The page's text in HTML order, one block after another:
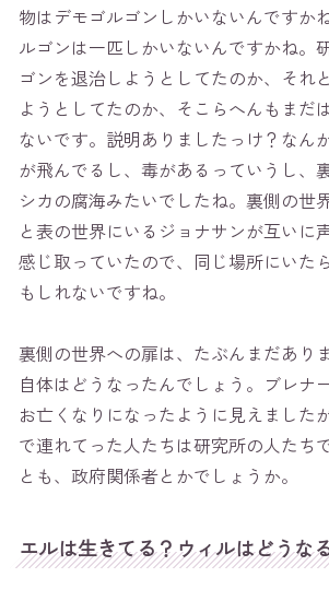
物はデモゴルゴンしかいないんですか
ルゴンは一匹しかいないんですかね。
ゴンを退治しようとしてたのか、それ
ようとしてたのか、そこらへんもまだ
ないです。説明ありましたっけ？なん
が飛んでるし、毒があるっていうし、
シカの腐海みたいでしたね。裏側の世
と表の世界にいるジョナサンが互いに
感じ取っていたので、同じ場所にいた
もしれないですね。
裏側の世界への扉は、たぶんまだあり
自体はどうなったんでしょう。ブレナ
お亡くなりになったように見えました
で連れてった人たちは研究所の人たち
とも、政府関係者とかでしょうか。
エルは生きてる？ウィルはどうな